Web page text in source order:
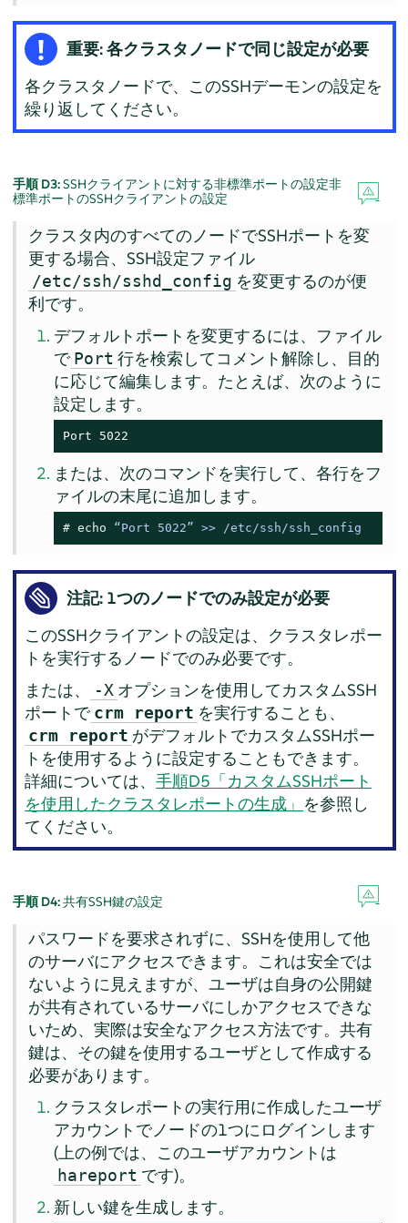
重要: 各クラスタノードで同じ設定が必要
各クラスタノードで、このSSHデーモンの設定を
繰り返してください。
手順 D3:SSHクライアントに対する非標準ポートの設定非
標準ポートのSSHクライアントの設定
クラスタ内のすべてのノードでSSHポートを変
更する場合、SSH設定ファイル
/etc/ssh/sshd_config を変更するのが便
利です。
デフォルトポートを変更するには、ファイル
で Port 行を検索してコメント解除し、目的
に応じて編集します。たとえば、次のように
設定します。
Port 5022
または、次のコマンドを実行して、各行をフ
ァイルの末尾に追加します。
# echo “Port 5022” >> /etc/ssh/ssh_config
注記: 1つのノードでのみ設定が必要
このSSHクライアントの設定は、クラスタレポー
トを実行するノードでのみ必要です。
または、
-X オプションを使用してカスタムSSH
ポートで crm report を実行することも、
crm report がデフォルトでカスタムSSHポー
トを使用するように設定することもできます。
詳細については、手順D5「カスタムSSHポート
を使用したクラスタレポートの生成」 を参照し
てください。
手順 D4:共有SSH鍵の設定
パスワードを要求されずに、SSHを使用して他
のサーバにアクセスできます。これは安全では
ないように見えますが、ユーザは自身の公開鍵
が共有されているサーバにしかアクセスできな
いため、実際は安全なアクセス方法です。共有
鍵は、その鍵を使用するユーザとして作成する
必要があります。
クラスタレポートの実行用に作成したユーザ
アカウントでノードの1つにログインします
(上の例では、このユーザアカウントは
hareport です)。
新しい鍵を生成します。